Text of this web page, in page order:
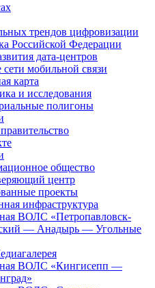
трендов цифровизации
Российской Федерации
дата-центров
мобильной связи
карта
и исследования
полигоны
общество
центр
проекты
инфраструктура
ВОЛС «Петропавловск-
— Анадырь — Угольные
ВОЛС «Кингисепп —